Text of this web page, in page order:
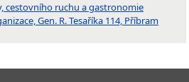
cestovního ruchu a gastronomie
Gen. R. Tesaříka 114, Příbram